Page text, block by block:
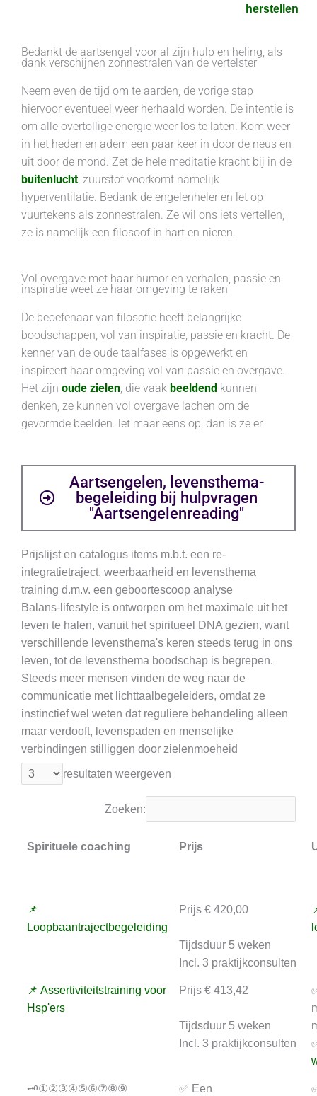
herstellen
Bedankt de aartsengel voor al zijn hulp en heling, als
dank verschijnen zonnestralen van de vertelster
Neem even de tijd om te aarden, de vorige stap
hiervoor eventueel weer herhaald worden. De intentie is
om alle overtollige energie weer los te laten. Kom weer
in het heden en adem een paar keer in door de neus en
uit door de mond. Zet de hele meditatie kracht bij in de
buitenlucht, zuurstof voorkomt namelijk
hyperventilatie. Bedank de engelenheler en let op
vuurtekens als zonnestralen. Ze wil ons iets vertellen,
ze is namelijk een filosoof in hart en nieren.
Vol overgave met haar humor en verhalen, passie en
inspiratie weet ze haar omgeving te raken
De beoefenaar van filosofie heeft belangrijke
boodschappen, vol van inspiratie, passie en kracht. De
kenner van de oude taalfases is opgewerkt en
inspireert haar omgeving vol van passie en overgave.
Het zijn oude zielen, die vaak beeldend kunnen
denken, ze kunnen vol overgave lachen om de
gevormde beelden. let maar eens op, dan is ze er.
Aartsengelen, levensthema-
begeleiding bij hulpvragen
"Aartsengelenreading"
Prijslijst en catalogus items m.b.t. een re-
integratietraject, weerbaarheid en levensthema
training d.m.v. een geboortescoop analyse
Balans-lifestyle is ontworpen om het maximale uit het
leven te halen, vanuit het spiritueel DNA gezien, want
verschillende levensthema's keren steeds terug in ons
leven, tot de levensthema boodschap is begrepen.
Steeds meer mensen vinden de weg naar de
communicatie met lichttaalbegeleiders, omdat ze
instinctief wel weten dat reguliere behandeling alleen
maar verdooft, levenspaden en menselijke
verbindingen stilliggen door zielenmoeheid
resultaten weergeven
Zoeken:
Spirituele coaching Prijs
📌
Loopbaantrajectbegeleiding
Prijs € 420,00
Tijdsduur 5 weken
Incl. 3 praktijkconsulten
📌 Assertiviteitstraining voor
Hsp'ers
Prijs € 413,42
Tijdsduur 5 weken
Incl. 3 praktijkconsulten
🗝️①②③④⑤⑥⑦⑧⑨ ✅ Een